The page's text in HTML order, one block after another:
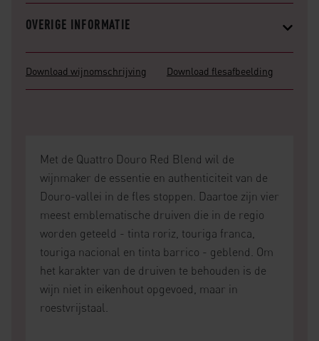
OVERIGE INFORMATIE
Download wijnomschrijving Download flesafbeelding
Met de Quattro Douro Red Blend wil de
wijnmaker de essentie en authenticiteit van de
Douro-vallei in de fles stoppen. Daartoe zijn vier
meest emblematische druiven die in de regio
worden geteeld - tinta roriz, touriga franca,
touriga nacional en tinta barrico - geblend. Om
het karakter van de druiven te behouden is de
wijn niet in eikenhout opgevoed, maar in
roestvrijstaal.